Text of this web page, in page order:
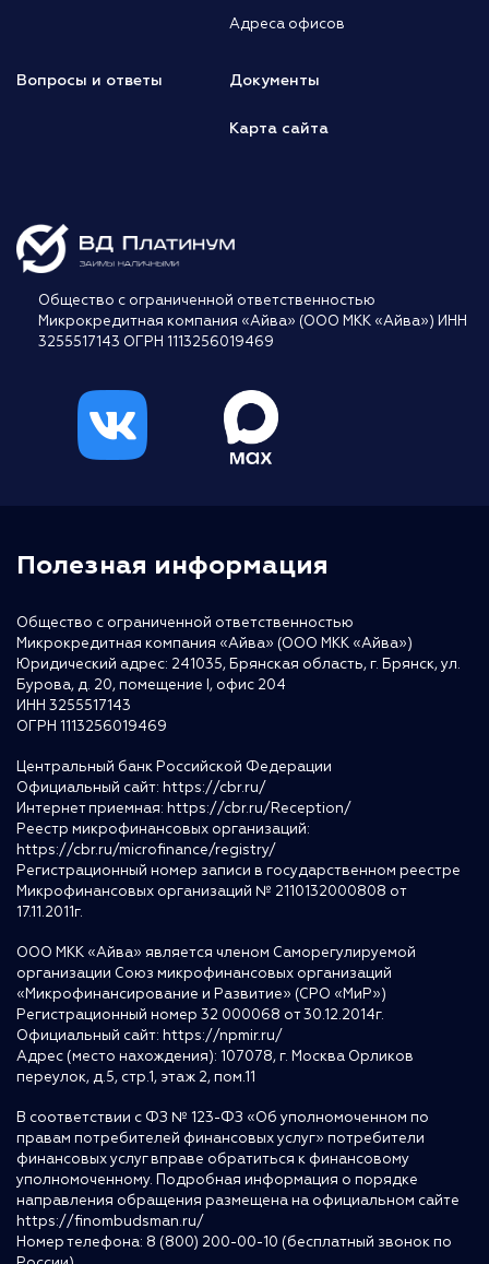
Адреса офисов
Вопросы и ответы Документы
Карта сайта
Общество с ограниченной ответственностью
Микрокредитная компания «Айва» (ООО МКК «Айва») ИНН
3255517143 ОГРН 1113256019469
Полезная информация
Общество с ограниченной ответственностью
Микрокредитная компания «Айва» (ООО МКК «Айва»)
Юридический адрес: 241035, Брянская область, г. Брянск, ул.
Бурова, д. 20, помещение I, офис 204
ИНН 3255517143
ОГРН 1113256019469
Центральный банк Российской Федерации
Официальный сайт: https://cbr.ru/
Интернет приемная: https://cbr.ru/Reception/
Реестр микрофинансовых организаций:
https://cbr.ru/microfinance/registry/
Регистрационный номер записи в государственном реестре
Микрофинансовых организаций № 2110132000808 от
17.11.2011г.
ООО МКК «Айва» является членом Саморегулируемой
организации Союз микрофинансовых организаций
«Микрофинансирование и Развитие» (СРО «МиР»)
Регистрационный номер 32 000068 от 30.12.2014г.
Официальный сайт: https://npmir.ru/
Адрес (место нахождения): 107078, г. Москва Орликов
переулок, д.5, стр.1, этаж 2, пом.11
В соответствии с ФЗ № 123-ФЗ «Об уполномоченном по
правам потребителей финансовых услуг» потребители
финансовых услуг вправе обратиться к финансовому
уполномоченному. Подробная информация о порядке
направления обращения размещена на официальном сайте
https://finombudsman.ru/
Номер телефона: 8 (800) 200-00-10 (бесплатный звонок по